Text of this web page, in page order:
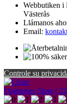
Webbutiken i
Västerås
Llámanos
Email:
Controle su
Opiniones Store (